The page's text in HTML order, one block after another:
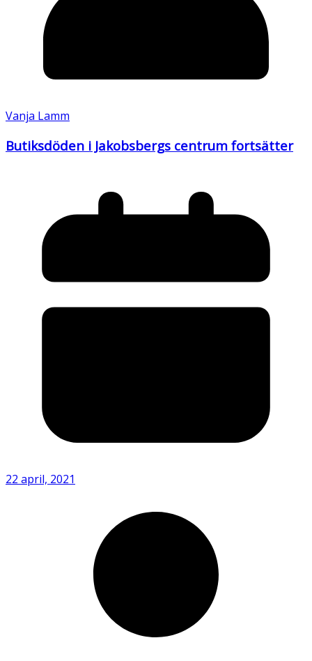
Vanja Lamm
Butiksdöden i Jakobsbergs centrum fortsätter
22 april, 2021